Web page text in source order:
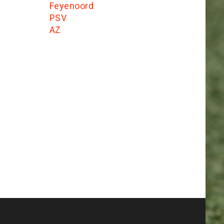
Feyenoord
PSV
AZ